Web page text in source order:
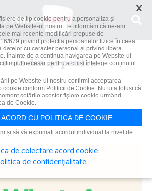
- 12 din 41 pentru
×
de tip cookie pentru a personaliza și
pe Website-ul nostru. Te informăm că ne-am
mai recente modificări propuse de
679 privind protecția persoanelor fizice în ceea
datelor cu caracter personal și privind libera
Înainte de a continua navigarea pe Website-ul
timpul necesar pentru a citi și înțelege conținutul
pe Website-ul nostru confirmi acceptarea
cookie conform Politicii de Cookie. Nu uita totuși că
setările acestor fişiere cookie urmând
de Cookie.
CU POLITICA DE COOKIE
și să vă exprimați acordul individual la nivel de
de colectare acord cookie
de confidențialitate